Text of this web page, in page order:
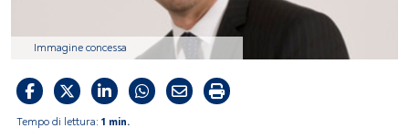
Immagine concessa
Tempo di lettura: 1 min.